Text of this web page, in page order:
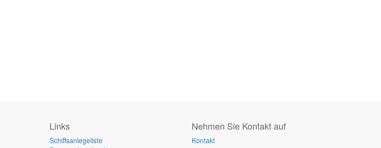
Links
Schiffsanlegeliste
Nehmen Sie Kontakt auf
Kontakt